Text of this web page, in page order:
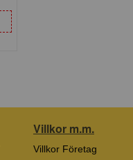
Villkor m.m.
Villkor Företag